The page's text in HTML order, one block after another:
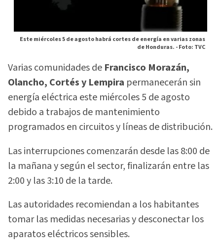
Este miércoles 5 de agosto habrá cortes de energía en varias zonas
de Honduras. -Foto: TVC
Varias comunidades de Francisco Morazán,
Olancho, Cortés y Lempira permanecerán sin
energía eléctrica este miércoles 5 de agosto
debido a trabajos de mantenimiento
programados en circuitos y líneas de distribución.
Las interrupciones comenzarán desde las 8:00 de
la mañana y según el sector, finalizarán entre las
2:00 y las 3:10 de la tarde.
Las autoridades recomiendan a los habitantes
tomar las medidas necesarias y desconectar los
aparatos eléctricos sensibles.